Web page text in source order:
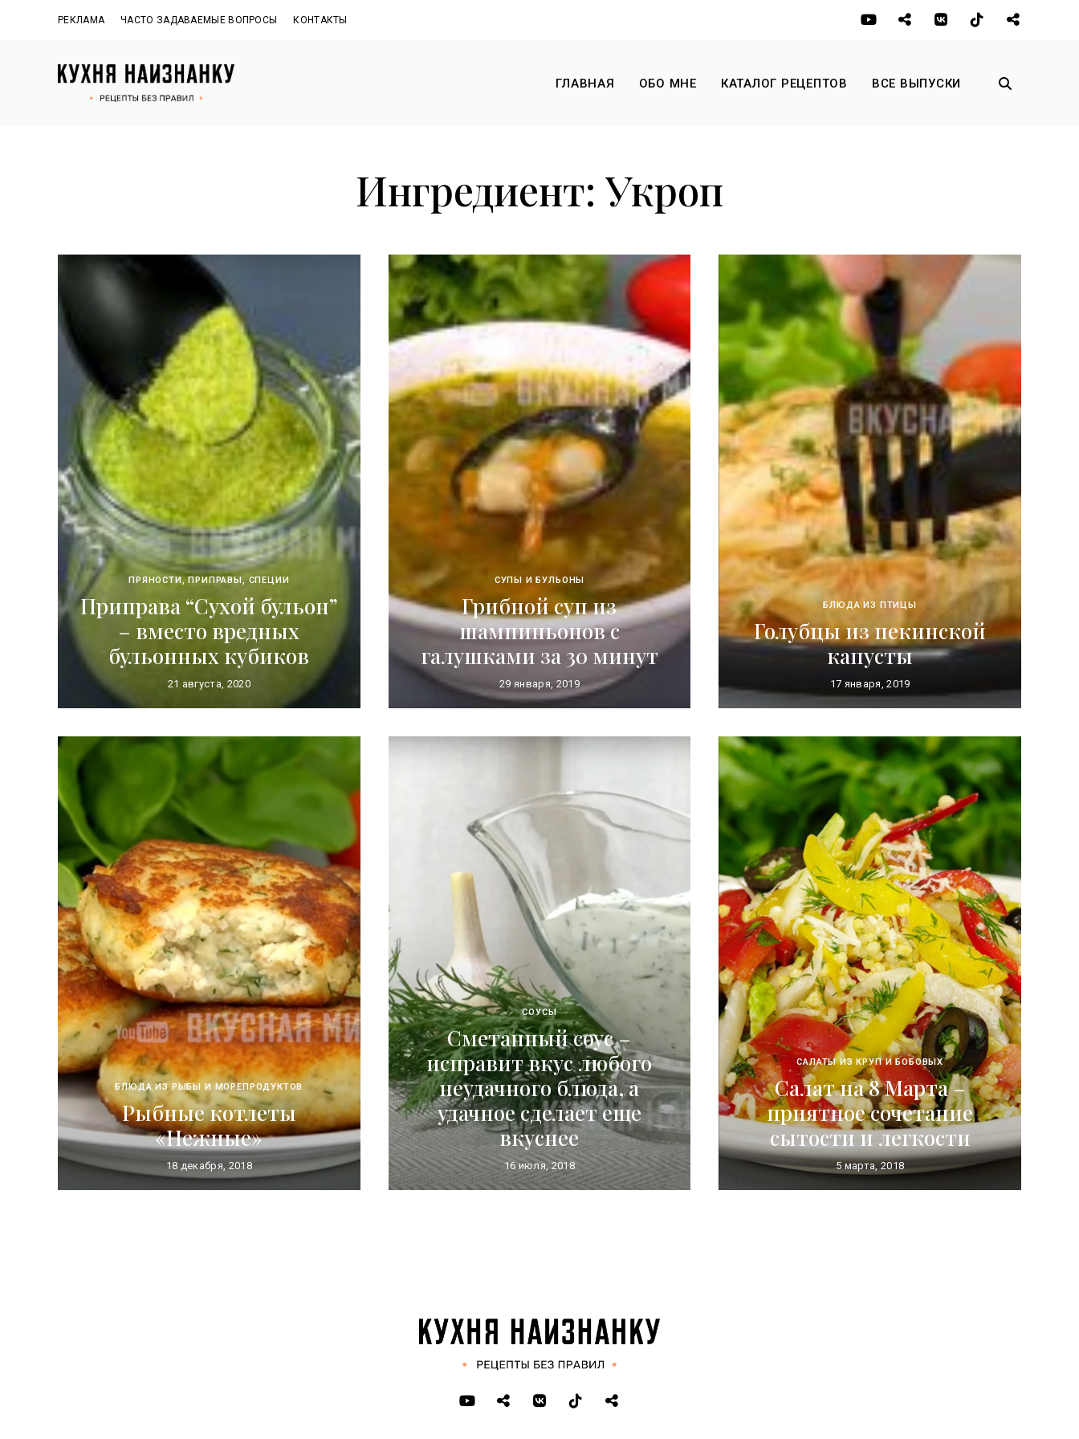
РЕКЛАМА ЧАСТО ЗАДАВАЕМЫЕ ВОПРОСЫ КОНТАКТЫ
ГЛАВНАЯ ОБО МНЕ КАТАЛОГ РЕЦЕПТОВ ВСЕ ВЫПУСКИ
Ингредиент: Укроп
ПРЯНОСТИ, ПРИПРАВЫ, СПЕЦИИ
Приправа “Сухой бульон”
– вместо вредных
бульонных кубиков
21 августа, 2020
СУПЫ И БУЛЬОНЫ
Грибной суп из
шампиньонов с
галушками за 30 минут
29 января, 2019
БЛЮДА ИЗ ПТИЦЫ
Голубцы из пекинской
капусты
17 января, 2019
БЛЮДА ИЗ РЫБЫ И МОРЕПРОДУКТОВ
Рыбные котлеты
«Нежные»
18 декабря, 2018
СОУСЫ
Сметанный соус –
исправит вкус любого
неудачного блюда, а
удачное сделает еще
вкуснее
16 июля, 2018
САЛАТЫ ИЗ КРУП И БОБОВЫХ
Салат на 8 Марта –
приятное сочетание
сытости и легкости
5 марта, 2018